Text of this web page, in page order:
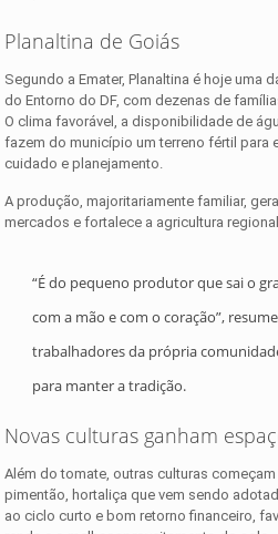
Planaltina de Goiás
Segundo a Emater, Planaltina é hoje uma
do Entorno do DF, com dezenas de
O clima favorável, a disponibilidade de
fazem do município um terreno fértil para
cuidado e planejamento.
A produção, majoritariamente familiar,
mercados e fortalece a agricultura regional.
“É do pequeno produtor que sai o
com a mão e com o coração”,
trabalhadores da própria
para manter a tradição.
Novas culturas ganham
Além do tomate, outras culturas
pimentão, hortaliça que vem sendo
ao ciclo curto e bom retorno financeiro,